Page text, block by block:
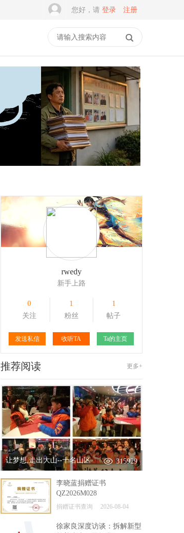
您好，请 登录 注册
rwedy
新手上路
0
关注
1
粉丝
1
帖子
发送私信 收听TA Ta的主页
推荐阅读 更多+
315929
让梦想,走出大山--十名山区
李晓蓝捐赠证书
QZ2026M028
捐赠证书查询 2026-08-04
徐家良深度访谈：拆解新型